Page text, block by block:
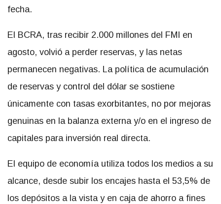
fecha.
El BCRA, tras recibir 2.000 millones del FMI en
agosto, volvió a perder reservas, y las netas
permanecen negativas. La política de acumulación
de reservas y control del dólar se sostiene
únicamente con tasas exorbitantes, no por mejoras
genuinas en la balanza externa y/o en el ingreso de
capitales para inversión real directa.
El equipo de economía utiliza todos los medios a su
alcance, desde subir los encajes hasta el 53,5% de
los depósitos a la vista y en caja de ahorro a fines